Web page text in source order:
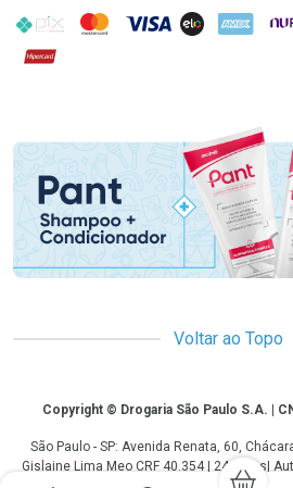
PIX MasterCard
VISA ELO AMEX
Hipercard
Voltar ao Topo
CopyrightCopyright © Drogaria São Paulo S.A. |
São Paulo - SP: Avenida Renata, 60,
Gislaine Lima Meo CRF 40.354 | 24 horas|